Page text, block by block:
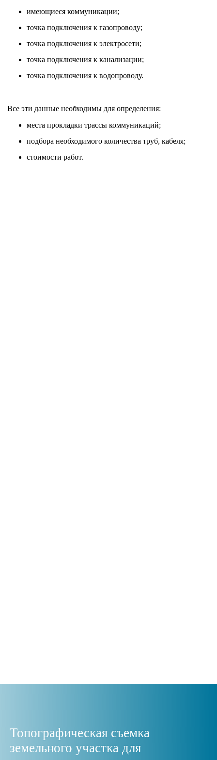
имеющиеся коммуникации;
точка подключения к газопроводу;
точка подключения к электросети;
точка подключения к канализации;
точка подключения к водопроводу.
Все эти данные необходимы для определения:
места прокладки трассы коммуникаций;
подбора необходимого количества труб, кабеля;
стоимости работ.
Топографическая съемка
земельного участка для